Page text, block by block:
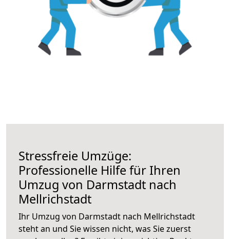
Stressfreie Umzüge:
Professionelle Hilfe für Ihren
Umzug von Darmstadt nach
Mellrichstadt
Ihr Umzug von Darmstadt nach Mellrichstadt
steht an und Sie wissen nicht, was Sie zuerst